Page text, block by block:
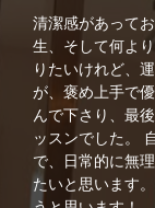
清潔感があって
生、そして何よ
りたいけれど、
が、褒め上手で
んで下さり、最
ッスンでした。
で、日常的に無
たいと思います